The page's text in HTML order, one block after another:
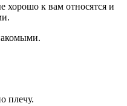
хорошо к вам относятся и
плечу.